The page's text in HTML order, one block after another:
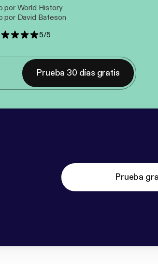
por World History
por David Bateson
5/5
Prueba 30 días gratis
Prueba